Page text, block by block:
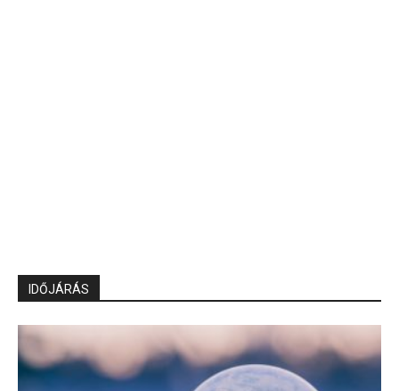
IDŐJÁRÁS